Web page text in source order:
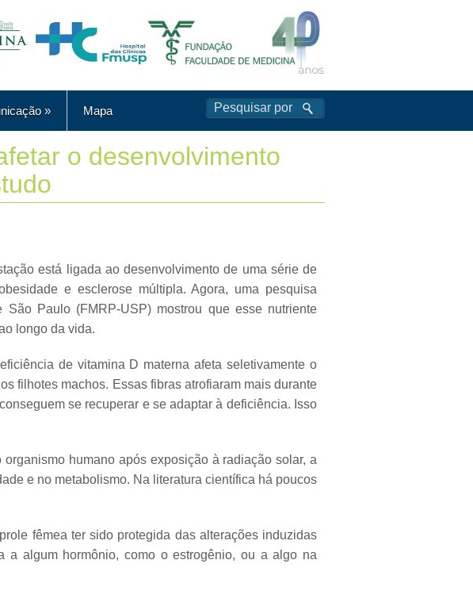
» Mapa
o desenvolvimento
está ligada ao desenvolvimento de uma série de
e esclerose múltipla. Agora, uma pesquisa
Paulo (FMRP-USP) mostrou que esse nutriente
longo da vida.
de vitamina D materna afeta seletivamente o
filhotes machos. Essas fibras atrofiaram mais durante
se recuperar e se adaptar à deficiência. Isso
humano após exposição à radiação solar, a
e no metabolismo. Na literatura científica há poucos
fêmea ter sido protegida das alterações induzidas
a algum hormônio, como o estrogênio, ou a algo na